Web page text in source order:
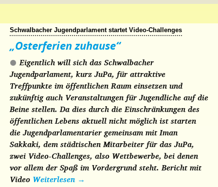
Schwalbacher Jugendparlament startet Video-Challenges
„Osterferien zuhause“
Eigentlich will sich das Schwalbacher
Jugendparlament, kurz JuPa, für attraktive
Treffpunkte im öffentlichen Raum einsetzen und
zukünftig auch Veranstaltungen für Jugendliche auf die
Beine stellen. Da dies durch die Einschränkungen des
öffentlichen Lebens aktuell nicht möglich ist starten
die Jugendparlamentarier gemeinsam mit Iman
Sakkaki, dem städtischen Mitarbeiter für das JuPa,
zwei Video-Challenges, also Wettbewerbe, bei denen
vor allem der Spaß im Vordergrund steht.Bericht mit
Video Weiterlesen →